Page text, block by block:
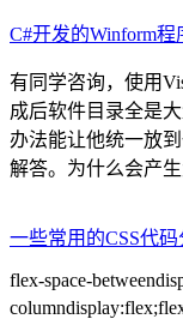
C#开发的Winform
有同学咨询，使用
成后软件目录全是
办法能让他统一放
解答。为什么会产
一些常用的CSS代码
flex-space-